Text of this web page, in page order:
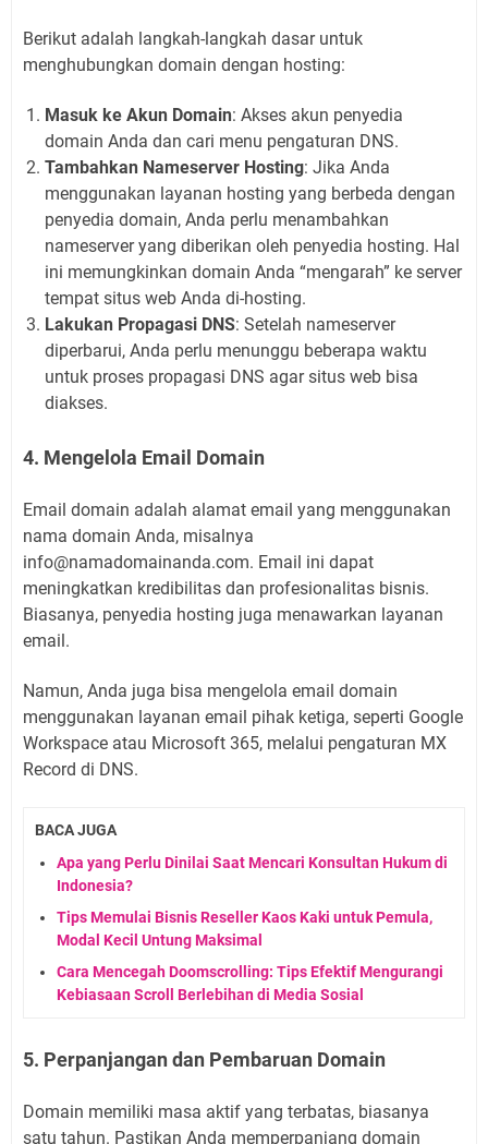
Berikut adalah langkah-langkah dasar untuk
menghubungkan domain dengan hosting:
Masuk ke Akun Domain: Akses akun penyedia
domain Anda dan cari menu pengaturan DNS.
Tambahkan Nameserver Hosting: Jika Anda
menggunakan layanan hosting yang berbeda dengan
penyedia domain, Anda perlu menambahkan
nameserver yang diberikan oleh penyedia hosting. Hal
ini memungkinkan domain Anda “mengarah” ke server
tempat situs web Anda di-hosting.
Lakukan Propagasi DNS: Setelah nameserver
diperbarui, Anda perlu menunggu beberapa waktu
untuk proses propagasi DNS agar situs web bisa
diakses.
4. Mengelola Email Domain
Email domain adalah alamat email yang menggunakan
nama domain Anda, misalnya
info@namadomainanda.com. Email ini dapat
meningkatkan kredibilitas dan profesionalitas bisnis.
Biasanya, penyedia hosting juga menawarkan layanan
email.
Namun, Anda juga bisa mengelola email domain
menggunakan layanan email pihak ketiga, seperti Google
Workspace atau Microsoft 365, melalui pengaturan MX
Record di DNS.
BACA JUGA
Apa yang Perlu Dinilai Saat Mencari Konsultan Hukum di
Indonesia?
Tips Memulai Bisnis Reseller Kaos Kaki untuk Pemula,
Modal Kecil Untung Maksimal
Cara Mencegah Doomscrolling: Tips Efektif Mengurangi
Kebiasaan Scroll Berlebihan di Media Sosial
5. Perpanjangan dan Pembaruan Domain
Domain memiliki masa aktif yang terbatas, biasanya
satu tahun. Pastikan Anda memperpanjang domain